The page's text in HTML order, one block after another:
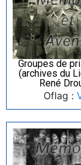
Groupes de
(archives du
René
Oflag :